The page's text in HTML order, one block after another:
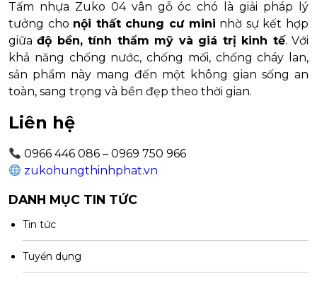
Tấm nhựa Zuko 04 vân gỗ óc chó là giải pháp lý
tưởng cho nội thất chung cư mini nhờ sự kết hợp
giữađộ bền, tính thẩm mỹ và giá trị kinh tế. Với
khả năng chống nước, chống mối, chống cháy lan,
sản phẩm này mang đến một không gian sống an
toàn, sang trọng và bền đẹp theo thời gian.
Liên hệ
0966 446 086 – 0969 750 966
zukohungthinhphat.vn
DANH MỤC TIN TỨC
Tin tức
Tuyển dụng